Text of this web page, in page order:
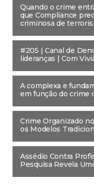
Quando o crime
que Compliance
criminosa de
#205 | Canal de
lideranças | Com
A complexa e
em função do crime
Crime Organizado
os Modelos
Assédio Contra
Pesquisa Revela